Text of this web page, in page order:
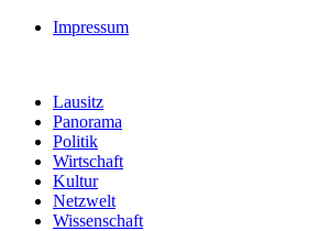
Impressum
Lausitz
Panorama
Politik
Wirtschaft
Kultur
Netzwelt
Wissenschaft